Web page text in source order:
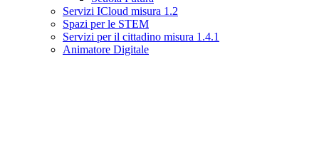
Servizi ICloud misura 1.2
Spazi per le STEM
Servizi per il cittadino misura 1.4.1
Animatore Digitale